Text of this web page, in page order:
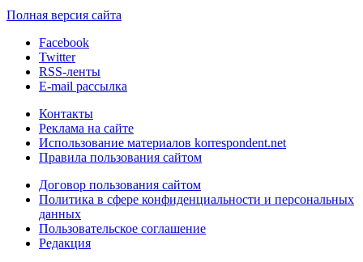
Полная версия сайта
Facebook
Twitter
RSS-ленты
E-mail рассылка
Контакты
Реклама на сайте
Использование материалов korrespondent.net
Правила пользования сайтом
Договор пользования сайтом
Политика в сфере конфиденциальности и персональных
данных
Пользовательское соглашение
Редакция